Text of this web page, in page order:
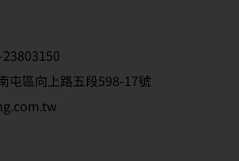
屯區向上路五段598-17號